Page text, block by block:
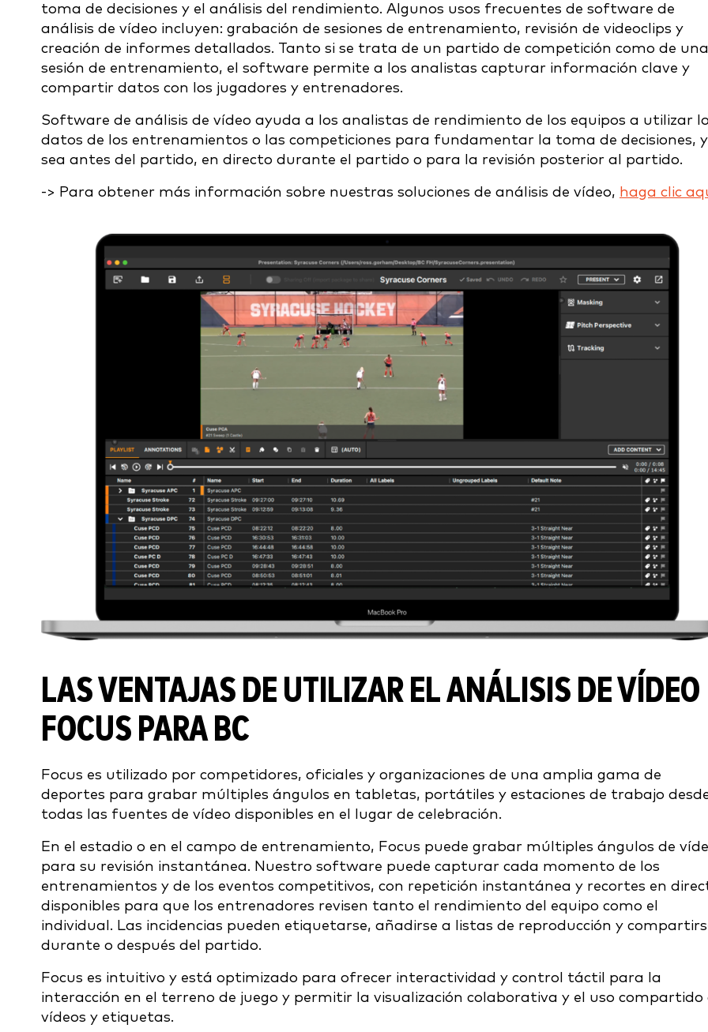
toma de decisiones y el análisis del rendimiento. Algunos usos frecuentes de software de
análisis de vídeo incluyen: grabación de sesiones de entrenamiento, revisión de videoclips y
creación de informes detallados. Tanto si se trata de un partido de competición como de una
sesión de entrenamiento, el software permite a los analistas capturar información clave y
compartir datos con los jugadores y entrenadores.
Software de análisis de vídeo ayuda a los analistas de rendimiento de los equipos a utilizar
datos de los entrenamientos o las competiciones para fundamentar la toma de decisiones,
sea antes del partido, en directo durante el partido o para la revisión posterior al partido.
-> Para obtener más información sobre nuestras soluciones de análisis de vídeo, haga clic
LAS VENTAJAS DE UTILIZAR EL ANÁLISIS DE VÍDEO
FOCUS PARA BC
Focus es utilizado por competidores, oficiales y organizaciones de una amplia gama de
deportes para grabar múltiples ángulos en tabletas, portátiles y estaciones de trabajo
todas las fuentes de vídeo disponibles en el lugar de celebración.
En el estadio o en el campo de entrenamiento, Focus puede grabar múltiples ángulos de
para su revisión instantánea. Nuestro software puede capturar cada momento de los
entrenamientos y de los eventos competitivos, con repetición instantánea y recortes en
disponibles para que los entrenadores revisen tanto el rendimiento del equipo como el
individual. Las incidencias pueden etiquetarse, añadirse a listas de reproducción y
durante o después del partido.
Focus es intuitivo y está optimizado para ofrecer interactividad y control táctil para la
interacción en el terreno de juego y permitir la visualización colaborativa y el uso compartido
vídeos y etiquetas.